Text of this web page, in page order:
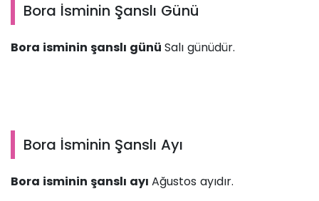
Bora İsminin Şanslı Günü
Bora isminin şanslı günü Salı günüdür.
Bora İsminin Şanslı Ayı
Bora isminin şanslı ayı Ağustos ayıdır.